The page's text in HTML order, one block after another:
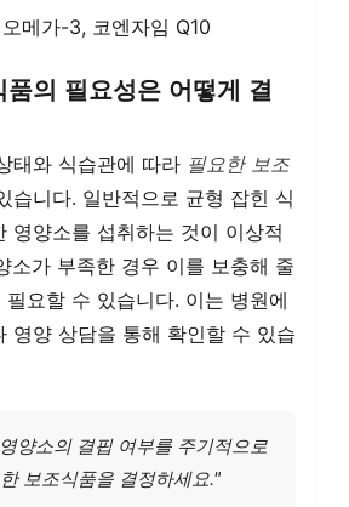
메가-3, 코엔자임 Q10
품의 필요성은 어떻게 결
태와 식습관에 따라 필요한 보조
습니다. 일반적으로 균형 잡힌 식
영양소를 섭취하는 것이 이상적
소가 부족한 경우 이를 보충해 줄
요할 수 있습니다. 이는 병원에
영양 상담을 통해 확인할 수 있습
양소의 결핍 여부를 주기적으로
보조식품을 결정하세요."